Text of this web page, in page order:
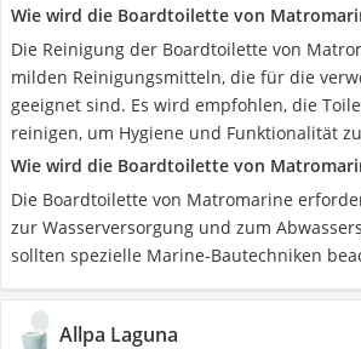
Wie wird die Boardtoilette ‎von
Die Reinigung der Boardtoilette ‎von
milden Reinigungsmitteln, die für die
geeignet sind. Es wird empfohlen, die
reinigen, um Hygiene und Funktionalität
Wie wird die Boardtoilette ‎von
Die Boardtoilette ‎von ‎Matromarine
zur Wasserversorgung und zum
sollten spezielle Marine-Bautechniken
Allpa Laguna